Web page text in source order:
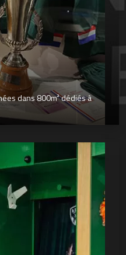
dans 800m² dédiés à